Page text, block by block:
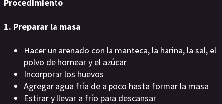
Procedimiento
1. Preparar la masa
Hacer un arenado con la manteca, la harina, la sal, el
polvo de hornear y el azúcar
Incorporar los huevos
Agregar agua fría de a poco hasta formar la masa
Estirar y llevar a frío para descansar